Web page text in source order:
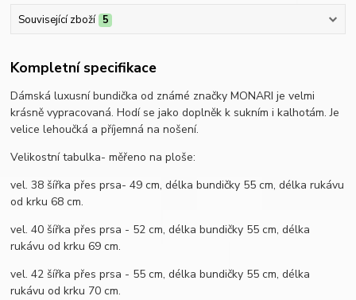
Související zboží 5
Kompletní specifikace
Dámská luxusní bundička od známé značky MONARI je velmi
krásně vypracovaná. Hodí se jako doplněk k sukním i kalhotám. Je
velice lehoučká a příjemná na nošení.
Velikostní tabulka- měřeno na ploše:
vel. 38 šířka přes prsa- 49 cm, délka bundičky 55 cm, délka rukávu
od krku 68 cm.
vel. 40 šířka přes prsa - 52 cm, délka bundičky 55 cm, délka
rukávu od krku 69 cm.
vel. 42 šířka přes prsa - 55 cm, délka bundičky 55 cm, délka
rukávu od krku 70 cm.